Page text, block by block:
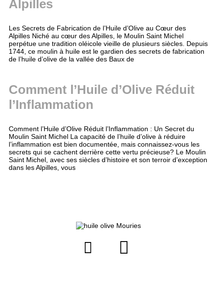
Alpilles
Les Secrets de Fabrication de l’Huile d’Olive au Cœur des
Alpilles Niché au cœur des Alpilles, le Moulin Saint Michel
perpétue une tradition oléicole vieille de plusieurs siècles. Depuis
1744, ce moulin à huile est le gardien des secrets de fabrication
de l’huile d’olive de la vallée des Baux de
Comment l’Huile d’Olive Réduit
l’Inflammation
Comment l’Huile d’Olive Réduit l’Inflammation : Un Secret du
Moulin Saint Michel La capacité de l’huile d’olive à réduire
l’inflammation est bien documentée, mais connaissez-vous les
secrets qui se cachent derrière cette vertu précieuse? Le Moulin
Saint Michel, avec ses siècles d’histoire et son terroir d’exception
dans les Alpilles, vous